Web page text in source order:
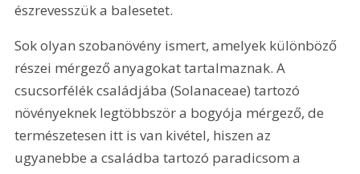
észrevesszük a balesetet.
Sok olyan szobanövény ismert, amelyek különböző
részei mérgező anyagokat tartalmaznak. A
csucsorfélék családjába (Solanaceae) tartozó
növényeknek legtöbbször a bogyója mérgező, de
természetesen itt is van kivétel, hiszen az
ugyanebbe a családba tartozó paradicsom a